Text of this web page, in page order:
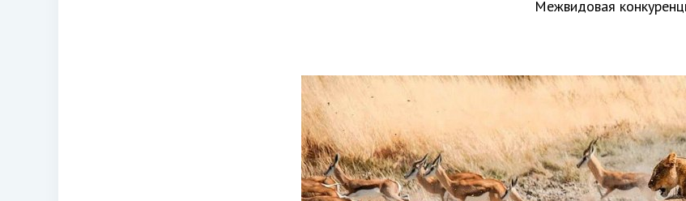
Межвидовая